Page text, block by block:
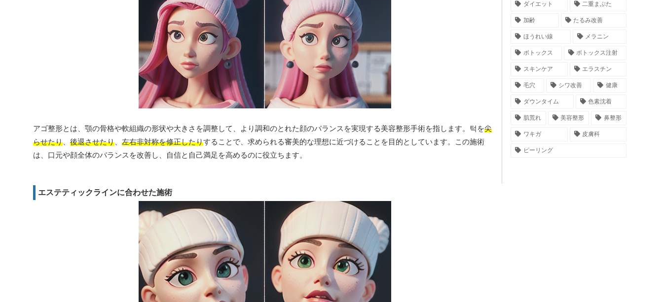
アゴ整形とは、顎の骨格や軟組織の形状や大きさを調整して、より調和のとれた顔のバランスを実現する美容整形手術を指します。턱を尖
らせたり
後退させたり 左右非対称を修正したりすることで、求められる審美的な理想に近づけることを目的としています。この施術
は、口元や顔全体のバランスを改善し、自信と自己満足を高めるのに役立ちます。
エステティックラインに合わせた施術
ダイエット 二重まぶた
加齢 たるみ改善
ほうれい線 メラニン
ボトックス ボトックス注射
スキンケア エラスチン
毛穴 シワ改善 健康
ダウンタイム 色素沈着
肌荒れ 美容整形 鼻整形
ワキガ 皮膚科
ピーリング